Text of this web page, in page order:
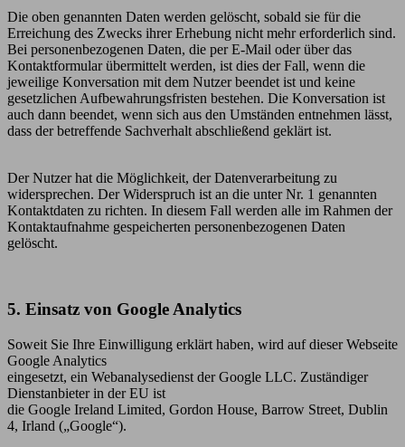
Die oben genannten Daten werden gelöscht, sobald sie für die
Erreichung des Zwecks ihrer Erhebung nicht mehr erforderlich sind.
Bei personenbezogenen Daten, die per E-Mail oder über das
Kontaktformular übermittelt werden, ist dies der Fall, wenn die
jeweilige Konversation mit dem Nutzer beendet ist und keine
gesetzlichen Aufbewahrungsfristen bestehen. Die Konversation ist
auch dann beendet, wenn sich aus den Umständen entnehmen lässt,
dass der betreffende Sachverhalt abschließend geklärt ist.
Der Nutzer hat die Möglichkeit, der Datenverarbeitung zu
widersprechen. Der Widerspruch ist an die unter Nr. 1 genannten
Kontaktdaten zu richten. In diesem Fall werden alle im Rahmen der
Kontaktaufnahme gespeicherten personenbezogenen Daten
gelöscht.
5. Einsatz von Google Analytics
Soweit Sie Ihre Einwilligung erklärt haben, wird auf dieser Webseite
Google Analytics
eingesetzt, ein Webanalysedienst der Google LLC. Zuständiger
Dienstanbieter in der EU ist
die Google Ireland Limited, Gordon House, Barrow Street, Dublin
4, Irland („Google“).